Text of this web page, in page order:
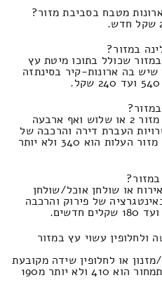
מטבח בסביבת מזור?
במזור?
שכולל בתוכו מיטת עץ
בה ארונות-קיר בסינתזה
עלות העברה של ארונית באיזור מזור 2 או שלוש ואף ארבעה
העברת דירה והרכבה של
ארונית או ארון מעץ מעבר בעיר מזור העלות הוא 340 ולא יותר
או שולחן אוכל/שולחן
של פירוק והרכבה
ולחלופין עשוי עץ במזור
או לחלופין שידה מקובעת
גבסים בשילוב להרכיב ולפרק התמחור הוא 410 ולא יותר מ190